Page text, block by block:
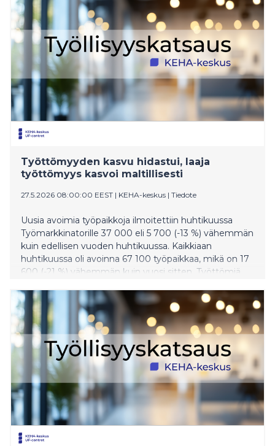
Työllisyyskatsauksesta.
Työttömyyden kasvu hidastui, laaja
työttömyys kasvoi maltillisesti
27.5.2026 08:00:00 EEST | KEHA-keskus | Tiedote
Uusia avoimia työpaikkoja ilmoitettiin huhtikuussa
Työmarkkinatorille 37 000 eli 5 700 (-13 %) vähemmän
kuin edellisen vuoden huhtikuussa. Kaikkiaan
huhtikuussa oli avoinna 67 100 työpaikkaa, mikä on 17
600 (-21 %) vähemmän kuin vuosi sitten. Työttömiä
Työttömien määrä nousi 20 000 (6 %) henkilöllä viime
vuoden huhtikuusta. Sen sijaan työttömien ja
aktivointipalveluiden piirissä olevista koostuva laaja
työttömyys nousi vuoden takaisesta loivemmin,
12 600 (3 %) henkilöllä. Yhteensä laajan työttömyyden
piiriin kuului 424 800 työnhakijaa.